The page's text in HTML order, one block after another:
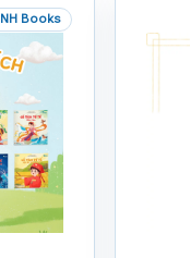
Books